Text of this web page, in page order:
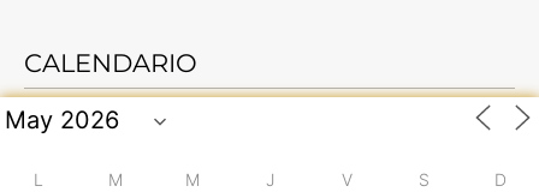
CALENDARIO
L M M J V S D